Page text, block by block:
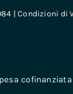
|Condizioni di
cofinanziata